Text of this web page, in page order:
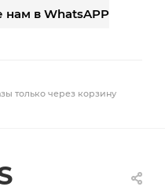
в WhatsAPP
только через корзину